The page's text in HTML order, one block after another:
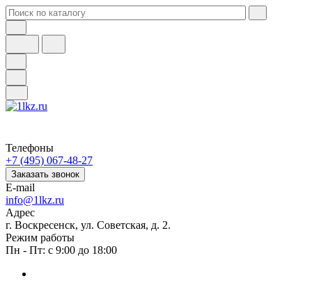
Телефоны
+7 (495) 067-48-27
Заказать звонок
E-mail
info@1lkz.ru
Адрес
г. Воскресенск, ул. Советская, д. 2.
Режим работы
Пн - Пт: с 9:00 до 18:00